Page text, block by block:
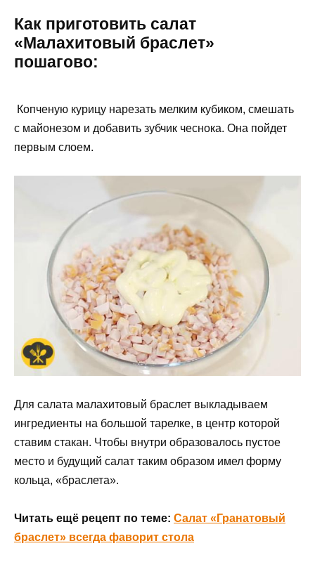
Как приготовить салат
«Малахитовый браслет»
пошагово:
Копченую курицу нарезать мелким кубиком, смешать
с майонезом и добавить зубчик чеснока. Она пойдет
первым слоем.
Для салата малахитовый браслет выкладываем
ингредиенты на большой тарелке, в центр которой
ставим стакан. Чтобы внутри образовалось пустое
место и будущий салат таким образом имел форму
кольца, «браслета».
Читать ещё рецепт по теме: Салат «Гранатовый
браслет» всегда фаворит стола